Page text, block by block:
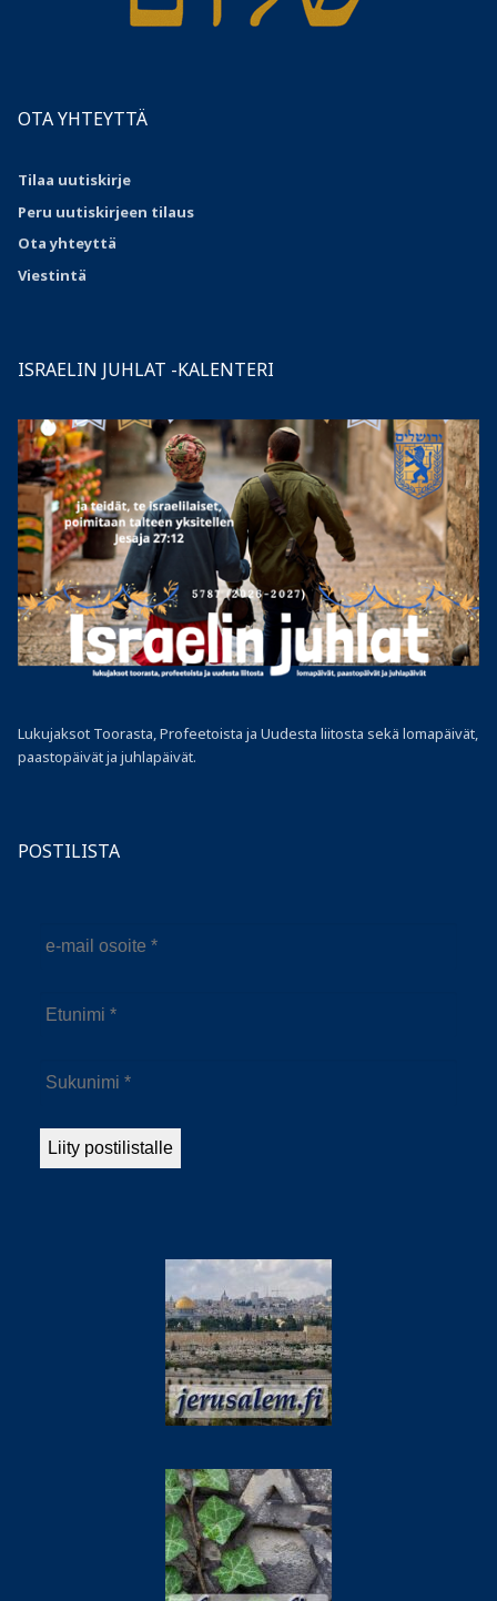
OTA YHTEYTTÄ
Tilaa uutiskirje
Peru uutiskirjeen tilaus
Otayhteyttä
Viestintä
ISRAELIN JUHLAT -KALENTERI
Lukujaksot Toorasta, Profeetoista ja Uudesta liitosta sekä lomapäivät,
paastopäivät ja juhlapäivät.
POSTILISTA